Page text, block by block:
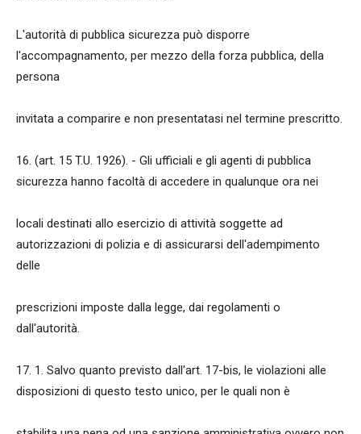
L'autorità di pubblica sicurezza può disporre
l'accompagnamento, per mezzo della forza pubblica, della
persona
invitata a comparire e non presentatasi nel termine prescritto.
16. (art. 15 T.U. 1926). - Gli ufficiali e gli agenti di pubblica
sicurezza hanno facoltà di accedere in qualunque ora nei
locali destinati allo esercizio di attività soggette ad
autorizzazioni di polizia e di assicurarsi dell'adempimento
delle
prescrizioni imposte dalla legge, dai regolamenti o
dall'autorità.
17. 1. Salvo quanto previsto dall'art. 17-bis, le violazioni alle
disposizioni di questo testo unico, per le quali non è